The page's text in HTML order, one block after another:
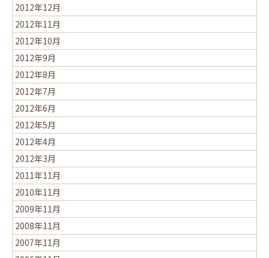
2012年12月
2012年11月
2012年10月
2012年9月
2012年8月
2012年7月
2012年6月
2012年5月
2012年4月
2012年3月
2011年11月
2010年11月
2009年11月
2008年11月
2007年11月